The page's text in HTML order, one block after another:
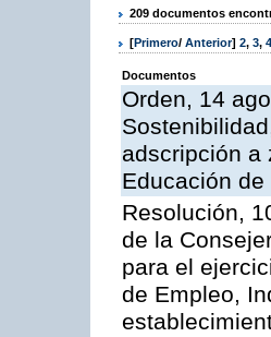
209 documentos
[Primero/ Anterior] 2, 3, 4
Documentos
Orden, 14
adscripción a
Educación
Resolución,
de la
para el
de Empleo,